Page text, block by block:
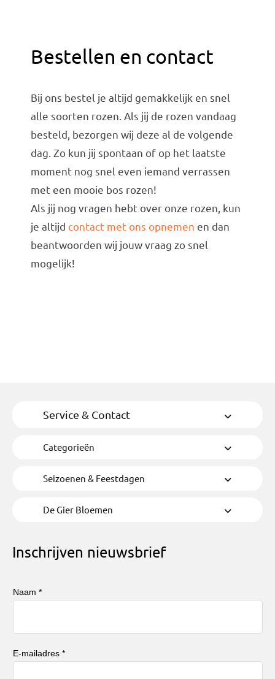
Bestellen en contact
Bij ons bestel je altijd gemakkelijk en snel
alle soorten rozen. Als jij de rozen vandaag
besteld, bezorgen wij deze al de volgende
dag. Zo kun jij spontaan of op het laatste
moment nog snel even iemand verrassen
met een mooie bos rozen!
Als jij nog vragen hebt over onze rozen, kun
je altijd contact met ons opnemen en dan
beantwoorden wij jouw vraag zo snel
mogelijk!
Service & Contact
Categorieën
Seizoenen & Feestdagen
De Gier Bloemen
Inschrijven nieuwsbrief
Naam *
E-mailadres *